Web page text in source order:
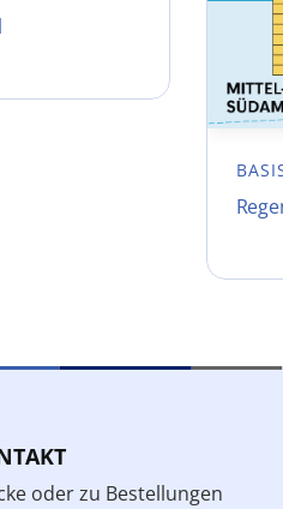
oder zu Bestellungen